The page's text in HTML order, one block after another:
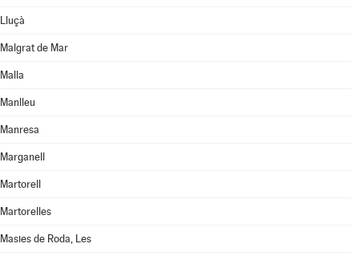
Lluçà
Malgrat de Mar
Malla
Manlleu
Manresa
Marganell
Martorell
Martorelles
Masies de Roda, Les